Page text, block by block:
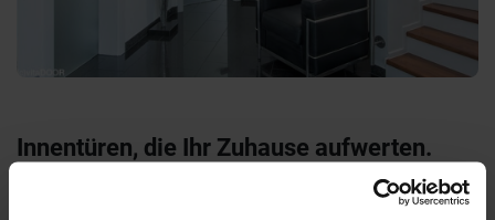
Innentüren, die Ihr Zuhause aufwerten.
Hochwertige Innentüren sind mehr als ein Durchgang – sie
prägen den Stil Ihrer Räume. Bei uns finden Sie moderne,